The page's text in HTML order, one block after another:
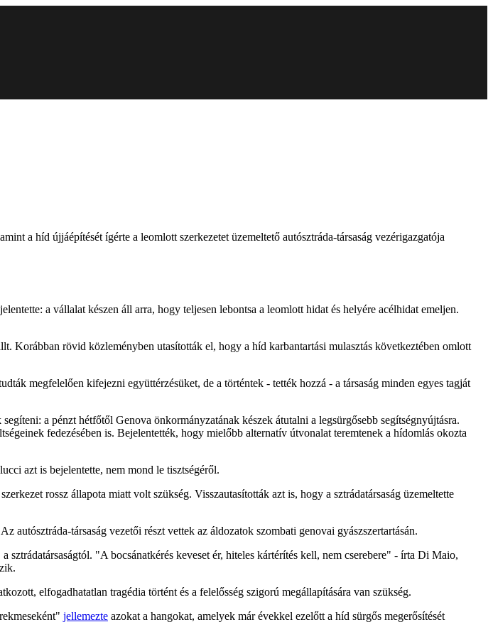
a híd újjáépítését ígérte a leomlott szerkezetet üzemeltető autósztráda-társaság vezérigazgatója
a vállalat készen áll arra, hogy teljesen lebontsa a leomlott hidat és helyére acélhidat emeljen.
Korábban rövid közleményben utasították el, hogy a híd karbantartási mulasztás következtében omlott
megfelelően kifejezni együttérzésüket, de a történtek - tették hozzá - a társaság minden egyes tagját
a pénzt hétfőtől Genova önkormányzatának készek átutalni a legsürgősebb segítségnyújtásra.
fedezésében is. Bejelentették, hogy mielőbb alternatív útvonalat teremtenek a hídomlás okozta
azt is bejelentette, nem mond le tisztségéről.
rossz állapota miatt volt szükség. Visszautasították azt is, hogy a sztrádatársaság üzemeltette
társaság vezetői részt vettek az áldozatok szombati genovai gyászszertartásán.
"A bocsánatkérés keveset ér, hiteles kártérítés kell, nem cserebere" - írta Di Maio,
elfogadhatatlan tragédia történt és a felelősség szigorú megállapítására van szükség.
jellemezte azokat a hangokat, amelyek már évekkel ezelőtt a híd sürgős megerősítését